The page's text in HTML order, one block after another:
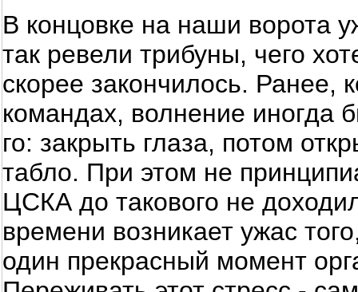
В концовке на наши ворота
так ревели трибуны, чего
скорее закончилось. Ранее,
командах, волнение иногда
го: закрыть глаза, потом
табло. При этом не
ЦСКА до такового не
времени возникает ужас
один прекрасный момент